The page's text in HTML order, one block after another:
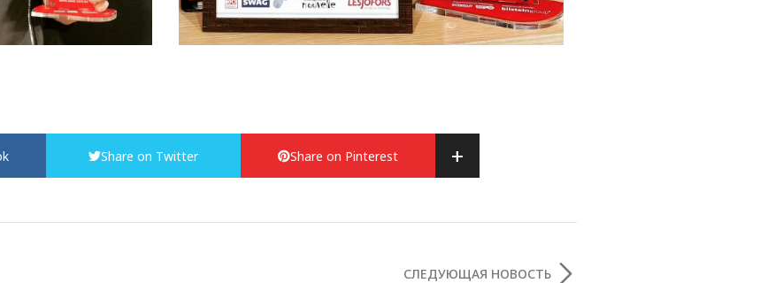
Share on Twitter Share on Pinterest +
СЛЕДУЮЩАЯ НОВОСТЬ